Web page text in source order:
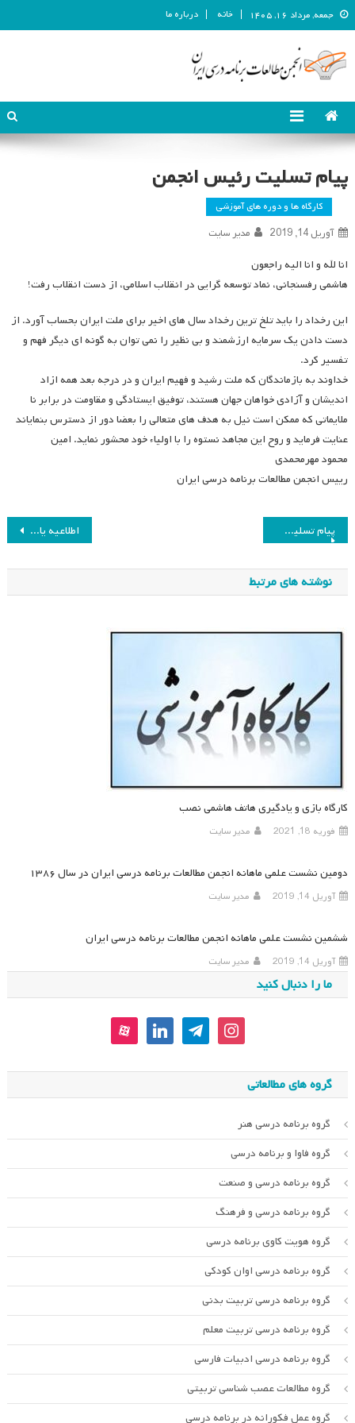
جمعه, مرداد ۱۶, ۱۴۰۵ خانه درباره ما
انجمن مطالعات برنامه درسی ایران
پیام تسلیت رئیس انجمن
کارگاه ها و دوره های آموزشی
آوریل 14, 2019 مدیر سایت
انا لله و انا الیه راجعون
هاشمی رفسنجانی، نماد توسعه گرایی در انقلاب اسلامی، از دست انقلاب رفت!
این رخداد را باید تلخ ترین رخداد سال های اخیر برای ملت ایران بحساب آورد. از
دست دادن یک سرمایه ارزشمند و بی نظیر را نمی توان به گونه ای دیگر فهم و
تفسیر کرد.
خداوند به بازماندگان که ملت رشید و فهیم ایران و در درجه بعد همه ازاد
اندیشان و آزادی خواهان جهان هستند، توفیق ایستادگی و مقاومت در برابر نا
ملایماتی که ممکن است نیل به هدف های متعالی را بعضا دور از دسترس بنمایاند
عنایت فرماید و روح این مجاهد نستوه را با اولیاء خود محشور نماید. امین
محمود مهرمحمدی
رییس انجمن مطالعات برنامه درسی ایران
راهبری
نوشته
اطلاعیه یازدهمین همایش ملی ارزیابی کیفیت نظام های دانشگاهی پیام تسلیت رییس انجمن
نوشته های مرتبط
کارگاه بازی و یادگیری هاتف هاشمی نصب
فوریه 18, 2021 مدیر سایت
دومین نشست علمی ماهانه انجمن مطالعات برنامه درسی ایران در سال ۱۳۸۶
آوریل 14, 2019 مدیر سایت
ششمین نشست علمی ماهانه انجمن مطالعات برنامه درسی ایران
آوریل 14, 2019 مدیر سایت
ما را دنبال کنید
instagram
telegram
linkedin
aparat
گروه های مطالعاتی
گروه برنامه درسی هنر
گروه فاوا و برنامه درسی
گروه برنامه درسی و صنعت
گروه برنامه درسی و فرهنگ
گروه هویت کاوی برنامه درسی
گروه برنامه درسی اوان کودکی
گروه برنامه درسی تربیت بدنی
گروه برنامه درسی تربیت معلم
گروه برنامه درسی ادبیات فارسی
گروه مطالعات عصب شناسی تربیتی
گروه عمل فکورانه در برنامه درسی